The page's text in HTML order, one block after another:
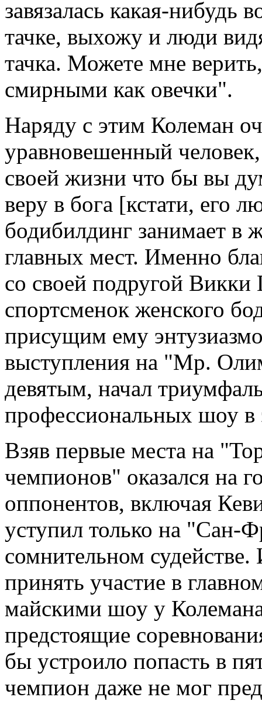
завязалась какая-нибудь
тачке, выхожу и люди
тачка. Можете мне верить,
смирными как овечки".
Наряду с этим Колеман
уравновешенный
своей жизни что бы вы
веру в бога [кстати, его
бодибилдинг занимает в
главных мест. Именно
со своей подругой
спортсменок женского
присущим ему
выступления на "Мр.
девятым, начал
профессиональных шоу в
Взяв первые места на
чемпионов" оказался на
оппонентов, включая
уступил только на "Сан-
сомнительном
принять участие в
майскими шоу у
предстоящие
бы устроило попасть в
чемпион даже не мог